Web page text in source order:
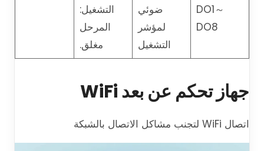
DO1～
DO8
ضوئي
لمؤشر
التشغيل
التشغيل:
المرحل
مغلق.
جهاز تحكم عن بعد WiFi
اتصال WiFi لتجنب مشاكل الاتصال بالشبكة